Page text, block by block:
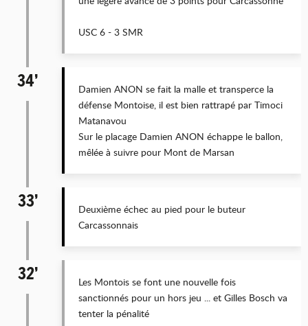
USC 6 - 3 SMR
34’
Damien ANON se fait la malle et transperce la
défense Montoise, il est bien rattrapé par Timoci
Matanavou
Sur le placage Damien ANON échappe le ballon,
mêlée à suivre pour Mont de Marsan
33’
Deuxième échec au pied pour le buteur
Carcassonnais
32’
Les Montois se font une nouvelle fois
sanctionnés pour un hors jeu ... et Gilles Bosch va
tenter la pénalité